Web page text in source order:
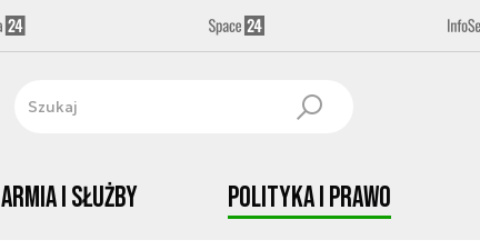
Armia i Służby Polityka i prawo